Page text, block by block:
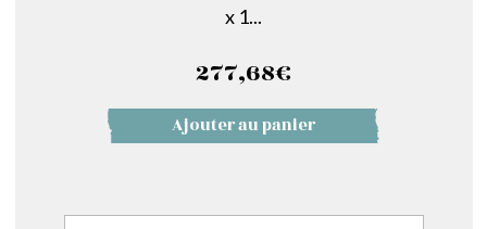
x 1...
277,68€
Ajouter au panier